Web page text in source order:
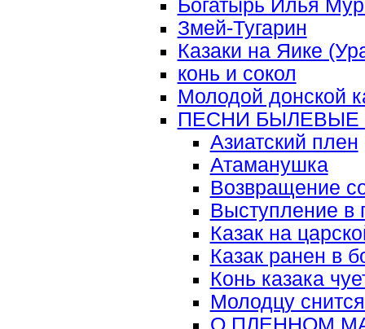
Богатырь Илья
Змей-Тугарин
Казаки на Яике
конь и сокол
Молодой донской
ПЕСНИ
Азиатский плен
Атаманушка
Возвращение
Выступление в
Казак на
Казак ранен в
Конь казака
Молодцу
О ПЛЕННОМ